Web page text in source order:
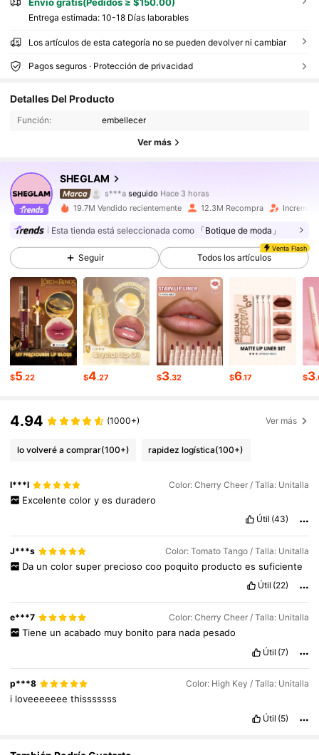
Entrega estimada: 10-18 Días laborables
Los artículos de esta categoría no se pueden devolver ni cambiar
Pagos seguros · Protección de privacidad
Detalles Del Producto
Función: embellecer
Ver más
SHEGLAM
4.94
s***aseguido Hace 3 horas
4.94
4.7M Seguidores
4.94 4.7M Seguidores
4.94 4.7M Seguidores
4.94 4.7M Seguidores
4.7M Seguidores
4.94 4.7M Seguidores
4.94 4.7M Seguidores
19.7M Vendido recientemente 12.3M Recompra
Esta tienda está seleccionada como 「Botique de moda」
Seguir
Venta Flash
Todos los artículos
$5.22 $4.27 $3.32 $6.17 $3
4.94 (1000+) Ver más
lo volveré a comprar(100+) rapidez logística(100+)
l***l Color: Cherry Cheer / Talla: Unitalla
Excelente color y es duradero
Útil (43)
J***s Color: Tomato Tango / Talla: Unitalla
Da un color super precioso coo poquito producto es suficiente
Útil (22)
e***7 Color: Cherry Cheer / Talla: Unitalla
Tiene un acabado muy bonito para nada pesado
Útil (7)
p***8 Color: High Key / Talla: Unitalla
i loveeeeeeethisssssss
Útil (5)